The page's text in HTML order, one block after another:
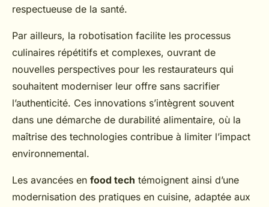
respectueuse de la santé.
Par ailleurs, la robotisation facilite les processus
culinaires répétitifs et complexes, ouvrant de
nouvelles perspectives pour les restaurateurs qui
souhaitent moderniser leur offre sans sacrifier
l’authenticité. Ces innovations s’intègrent souvent
dans une démarche de durabilité alimentaire, où la
maîtrise des technologies contribue à limiter l’impact
environnemental.
Les avancées en food tech témoignent ainsi d’une
modernisation des pratiques en cuisine, adaptée aux